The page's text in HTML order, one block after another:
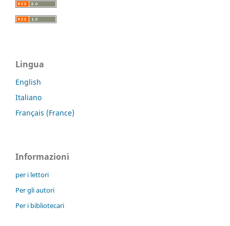
Lingua
English
Italiano
Français (France)
Informazioni
per i lettori
Per gli autori
Per i bibliotecari